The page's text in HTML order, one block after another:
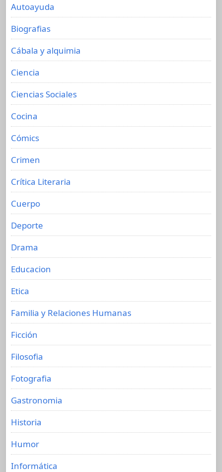
Autoayuda
Biografias
Cábala y alquimia
Ciencia
Ciencias Sociales
Cocina
Cómics
Crimen
Crítica Literaria
Cuerpo
Deporte
Drama
Educacion
Etica
Familia y Relaciones Humanas
Ficción
Filosofia
Fotografia
Gastronomia
Historia
Humor
Informática